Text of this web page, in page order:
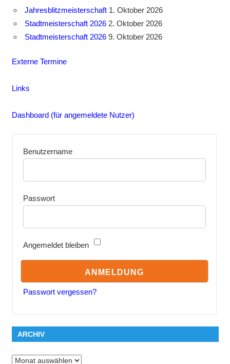
Jahresblitzmeisterschaft 1. Oktober 2026
Stadtmeisterschaft 2026 2. Oktober 2026
Stadtmeisterschaft 2026 9. Oktober 2026
Externe Termine
Links
Dashboard (für angemeldete Nutzer)
Benutzername
Passwort
Angemeldet bleiben
Passwort vergessen?
ARCHIV
Archiv